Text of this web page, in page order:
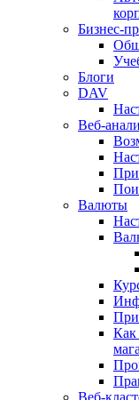
Бизнес-
Блоги
DAV
Веб-
Валюты
Как
Веб-